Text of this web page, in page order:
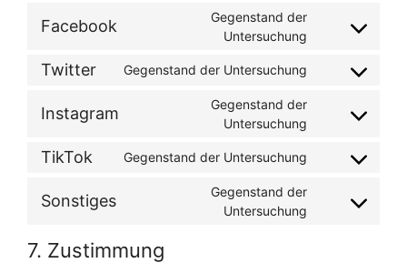
service
Facebook
Gegenstand der
Untersuchung
Consent
service
Twitter Gegenstand der Untersuchung
Consent
service
Instagram
Gegenstand der
Untersuchung
Consent
service
TikTok Gegenstand der Untersuchung
Consent
service
Sonstiges
Gegenstand der
Untersuchung
Consent
7. Zustimmung